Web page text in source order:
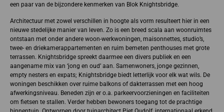
een paar van de bijzondere kenmerken van Blok Knightsbridge.
Architectuur met zowel verschillen in hoogte als vorm resulteert hier in een
nieuwe stedelijke manier van leven. Zo is een breed scala aan woonruimtes
ontstaan met onder andere woon-werkwoningen, maisonnettes, studio’s,
twee- en driekamerappartementen en ruim bemeten penthouses met grote
terrassen. Knightsbridge spreekt daarmee een divers publiek en een
aangename mix van ‘jong en oud’ aan. Samenwoners, jonge gezinnen,
empty nesters en expats; Knightsbridge biedt letterlijk voor elk wat wils. De
woningen beschikken over ruime balkons of dakterrassen met een hoog
afwerkingsniveau. Beneden zijn er o.a. parkeervoorzieningen en faciliteiten
om fietsen te stallen. Verder hebben bewoners toegang tot de prachtige